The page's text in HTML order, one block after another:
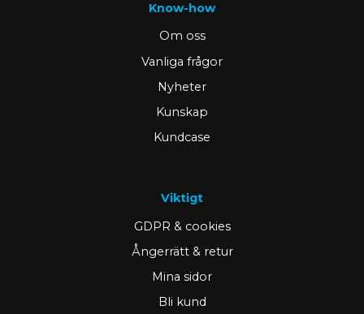
Know-how
Om oss
Vanliga frågor
Nyheter
Kunskap
Kundcase
Viktigt
GDPR & cookies
Ångerrätt & retur
Mina sidor
Bli kund